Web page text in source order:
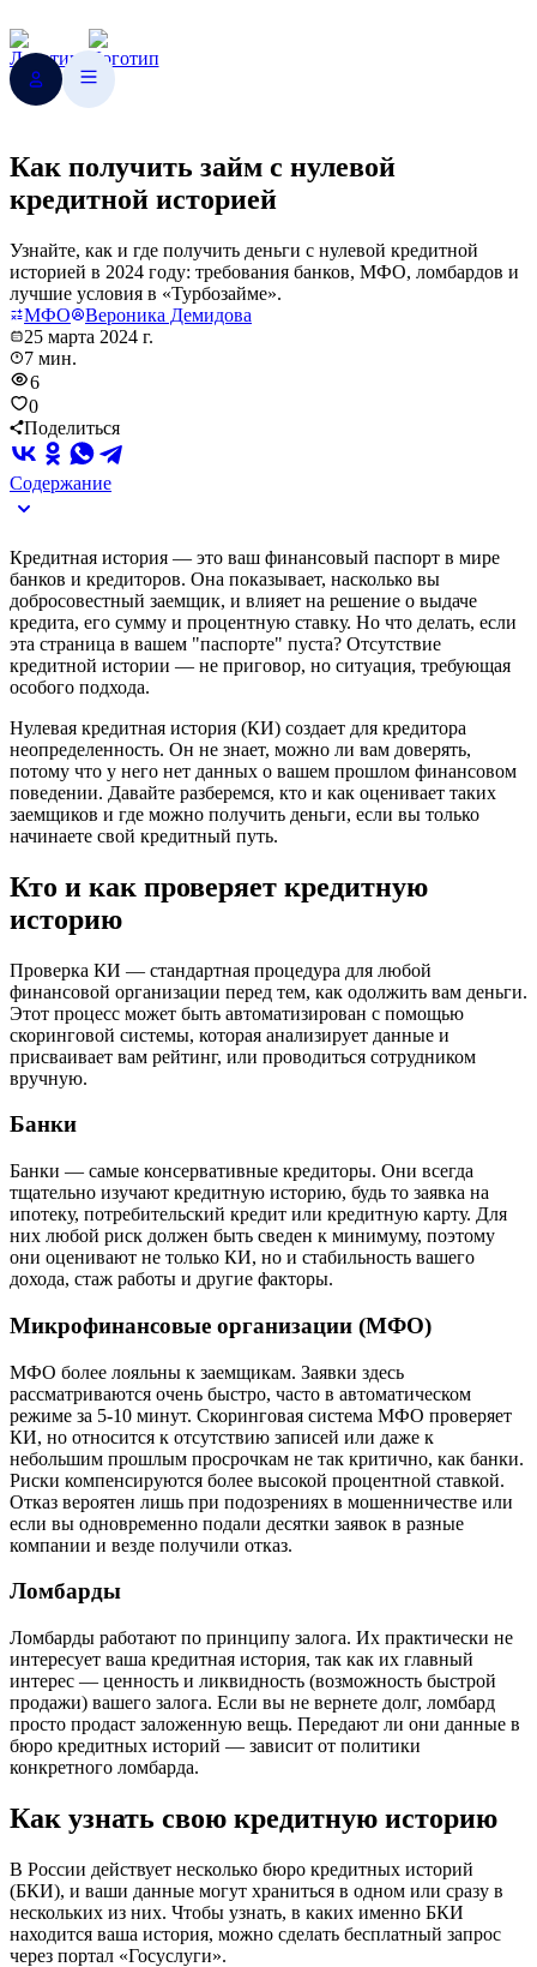
Как получить займ с нулевой
кредитной историей
Узнайте, как и где получить деньги с нулевой кредитной
историей в 2024 году: требования банков, МФО, ломбардов и
лучшие условия в «Турбозайме».
МФО
Вероника Демидова
25 марта 2024 г.
7 мин.
6
0
Поделиться
Содержание
Кредитная история — это ваш финансовый паспорт в мире
банков и кредиторов. Она показывает, насколько вы
добросовестный заемщик, и влияет на решение о выдаче
кредита, его сумму и процентную ставку. Но что делать, если
эта страница в вашем "паспорте" пуста? Отсутствие
кредитной истории — не приговор, но ситуация, требующая
особого подхода.
Нулевая кредитная история (КИ) создает для кредитора
неопределенность. Он не знает, можно ли вам доверять,
потому что у него нет данных о вашем прошлом финансовом
поведении. Давайте разберемся, кто и как оценивает таких
заемщиков и где можно получить деньги, если вы только
начинаете свой кредитный путь.
Кто и как проверяет кредитную
историю
Проверка КИ — стандартная процедура для любой
финансовой организации перед тем, как одолжить вам деньги.
Этот процесс может быть автоматизирован с помощью
скоринговой системы, которая анализирует данные и
присваивает вам рейтинг, или проводиться сотрудником
вручную.
Банки
Банки — самые консервативные кредиторы. Они всегда
тщательно изучают кредитную историю, будь то заявка на
ипотеку, потребительский кредит или кредитную карту. Для
них любой риск должен быть сведен к минимуму, поэтому
они оценивают не только КИ, но и стабильность вашего
дохода, стаж работы и другие факторы.
Микрофинансовые организации (МФО)
МФО более лояльны к заемщикам. Заявки здесь
рассматриваются очень быстро, часто в автоматическом
режиме за 5-10 минут. Скоринговая система МФО проверяет
КИ, но относится к отсутствию записей или даже к
небольшим прошлым просрочкам не так критично, как банки.
Риски компенсируются более высокой процентной ставкой.
Отказ вероятен лишь при подозрениях в мошенничестве или
если вы одновременно подали десятки заявок в разные
компании и везде получили отказ.
Ломбарды
Ломбарды работают по принципу залога. Их практически не
интересует ваша кредитная история, так как их главный
интерес — ценность и ликвидность (возможность быстрой
продажи) вашего залога. Если вы не вернете долг, ломбард
просто продаст заложенную вещь. Передают ли они данные в
бюро кредитных историй — зависит от политики
конкретного ломбарда.
Как узнать свою кредитную историю
В России действует несколько бюро кредитных историй
(БКИ), и ваши данные могут храниться в одном или сразу в
нескольких из них. Чтобы узнать, в каких именно БКИ
находится ваша история, можно сделать бесплатный запрос
через портал «Госуслуги».